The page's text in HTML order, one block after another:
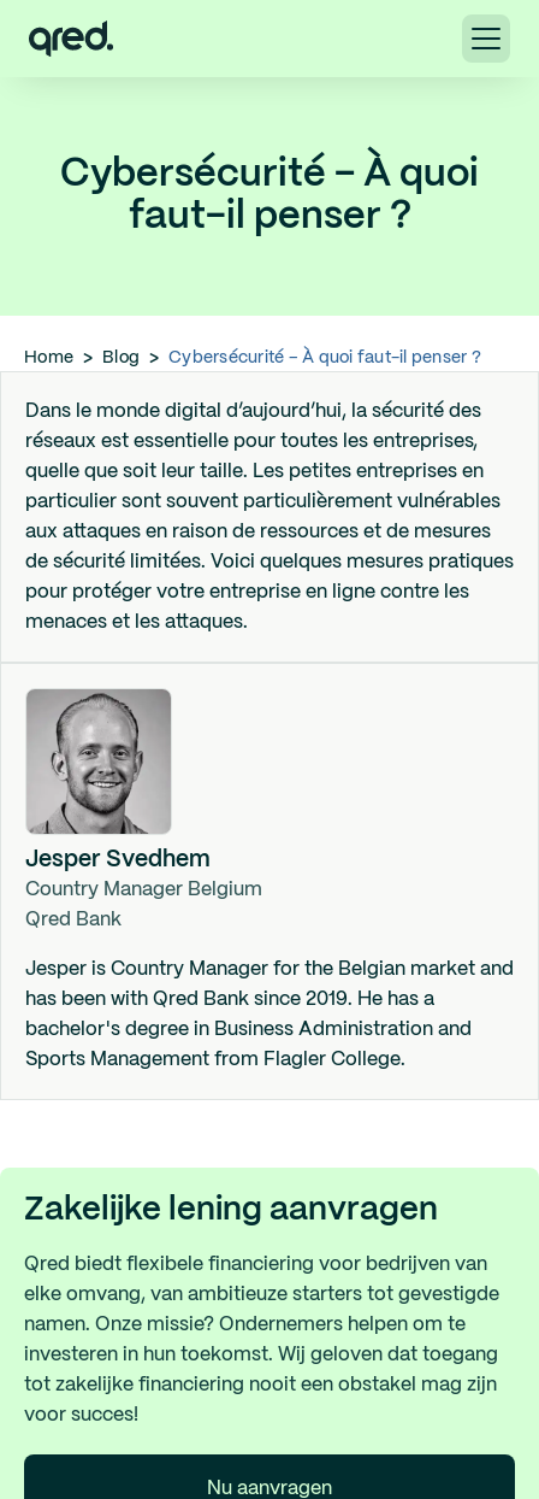
Cybersécurité – À quoi
faut-il penser ?
Home > Blog > Cybersécurité – À quoi faut-il penser ?
Dans le monde digital d’aujourd’hui, la sécurité des
réseaux est essentielle pour toutes les entreprises,
quelle que soit leur taille. Les petites entreprises en
particulier sont souvent particulièrement vulnérables
aux attaques en raison de ressources et de mesures
de sécurité limitées. Voici quelques mesures pratiques
pour protéger votre entreprise en ligne contre les
menaces et les attaques.
Jesper Svedhem
Country Manager Belgium
Qred Bank
Jesper is Country Manager for the Belgian market and
has been with Qred Bank since 2019. He has a
bachelor's degree in Business Administration and
Sports Management from Flagler College.
Zakelijke lening aanvragen
Qred biedt flexibele financiering voor bedrijven van
elke omvang, van ambitieuze starters tot gevestigde
namen. Onze missie? Ondernemers helpen om te
investeren in hun toekomst. Wij geloven dat toegang
tot zakelijke financiering nooit een obstakel mag zijn
voor succes!
Nu aanvragen